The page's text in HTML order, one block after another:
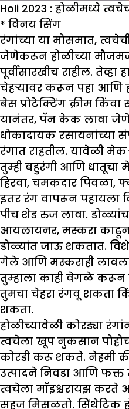
Holi 2023 : होळीमध्ये
* विनय सिंग
रंगांच्या या मोसमात,
जेणेकरून होळीच्या
पूर्वीसारखीच राहील.
चेहऱ्यावर करून पहा आणि
बेस प्रोटेक्टिंग क्रीम
यानंतर, पॅन केक लावा
धोकादायक रसायनांच्या
रंगात राहतील. यावेळी
तुम्ही बहुरंगी आणि धातूचा
हिरवा, चमकदार पिवळा,
इतर रंग वापरून पहायला
पीच शेड रुज लावा.
आयलायनर, मस्करा
डोळ्यांत जाऊ शकतात.
गेले आणि मस्कराही
तुम्हाला काही वेगळे करून
तुमचा चेहरा रंगवू शकता
शकता.
होळीच्यावेळी कोरड्या
त्वचेला खूप नुकसान
कोरडी करू शकते. नेहमी
उत्पादने निवडा आणि फक्त
त्वचेला मॉइश्चरायझ
सहज मिसळतो. सिंथेटिक